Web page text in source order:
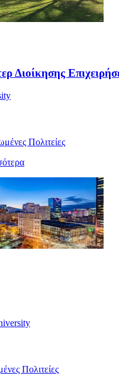
Διοίκησης
Πολιτείες
Πολιτείες